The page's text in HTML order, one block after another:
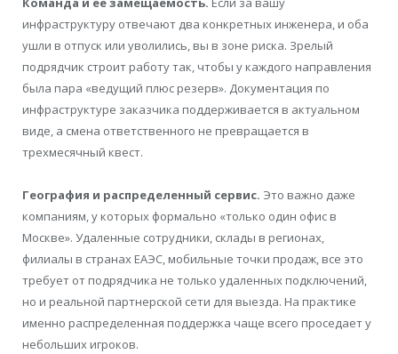
инфраструктуру отвечают два конкретных инженера, и оба
ушли в отпуск или уволились, вы в зоне риска. Зрелый
подрядчик строит работу так, чтобы у каждого направления
была пара «ведущий плюс резерв». Документация по
инфраструктуре заказчика поддерживается в актуальном
виде, а смена ответственного не превращается в
трехмесячный квест.
География и распределенный сервис. Это важно даже
компаниям, у которых формально «только один офис в
Москве». Удаленные сотрудники, склады в регионах,
филиалы в странах ЕАЭС, мобильные точки продаж, все это
требует от подрядчика не только удаленных подключений,
но и реальной партнерской сети для выезда. На практике
именно распределенная поддержка чаще всего проседает у
небольших игроков.